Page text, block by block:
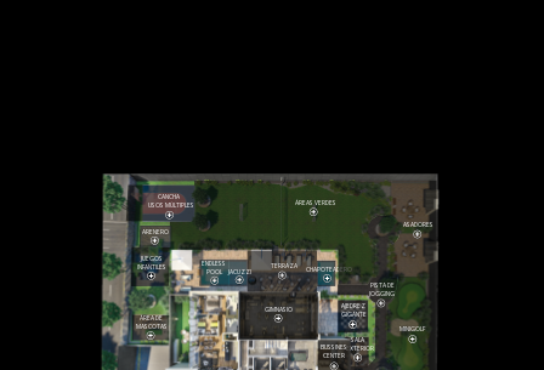
MINIGOLF
SALA
EXTERIOR
AJEDREZ
GIGANTE
PISTA DE
JOGGING
ASADORES
TERRAZA CHAPOTEADERO
CANCHA
USOS MÚLTIPLES ÁREAS VERDES
ARENERO
JUEGOS
INFANTILES
ENDLESS
POOL JACUZZI
ÁREA DE
MASCOTAS
GIMNASIO
SALÓN DE
ADULTOS
BUSSINES
CENTER